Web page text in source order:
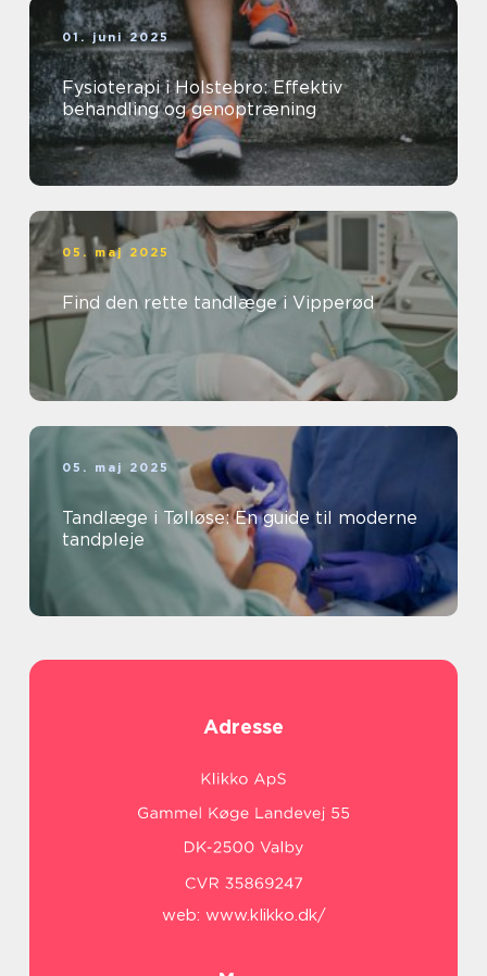
01. juni 2025
Fysioterapi i Holstebro: Effektiv
behandling og genoptræning
05. maj 2025
Find den rette tandlæge i Vipperød
05. maj 2025
Tandlæge i Tølløse: En guide til moderne
tandpleje
Adresse
web: www.klikko.dk/